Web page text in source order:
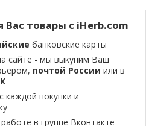
товары с iHerb.com
банковские карты
сайте - мы выкупим Ваш
почтой России или в
каждой покупки и
вгруппе Вконтакте